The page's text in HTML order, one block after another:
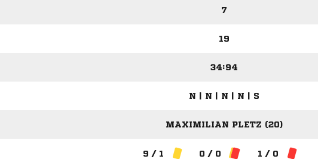
7
19
34:94
N | N | N | N | S
MAXIMILIAN PLETZ (20)
9 / 1 0 / 0 1 / 0